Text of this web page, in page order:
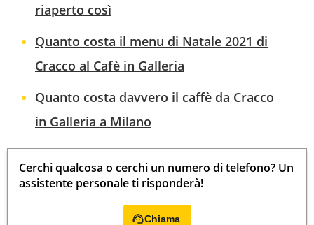
riaperto così
Quanto costa il menu di Natale 2021 di
Cracco al Cafè in Galleria
Quanto costa davvero il caffè da Cracco
in Galleria a Milano
Cerchi qualcosa o cerchi un numero di telefono? Un
assistente personale ti risponderà!
Chiama